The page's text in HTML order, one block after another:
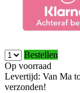
Bestellen
Op voorraad
Levertijd: Van Ma
verzonden!